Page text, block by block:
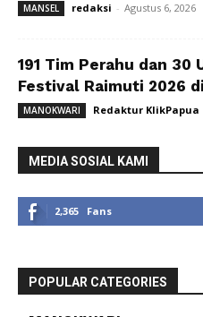
MANSEL redaksi - Agustus 6, 2026
191 Tim Perahu dan 30
Festival Raimuti 2026
MANOKWARI Redaktur KlikPapua
MEDIA SOSIAL KAMI
2,365 Fans
POPULAR CATEGORIES